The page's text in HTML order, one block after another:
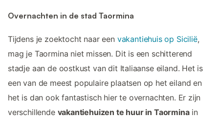
Overnachten in de stad Taormina
Tijdens je zoektocht naar een vakantiehuis op Sicilië,
mag je Taormina niet missen. Dit is een schitterend
stadje aan de oostkust van dit Italiaanse eiland. Het is
een van de meest populaire plaatsen op het eiland en
het is dan ook fantastisch hier te overnachten. Er zijn
verschillende vakantiehuizen te huur in Taorminain